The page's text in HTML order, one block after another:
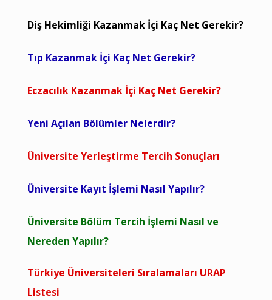
Diş Hekimliği Kazanmak İçi Kaç Net Gerekir?
Tıp Kazanmak İçi Kaç Net Gerekir?
Eczacılık Kazanmak İçi Kaç Net Gerekir?
Yeni Açılan Bölümler Nelerdir?
Üniversite Yerleştirme Tercih Sonuçları
Üniversite Kayıt İşlemi Nasıl Yapılır?
Üniversite Bölüm Tercih İşlemi Nasıl ve
Nereden Yapılır?
Türkiye Üniversiteleri Sıralamaları URAP
Listesi